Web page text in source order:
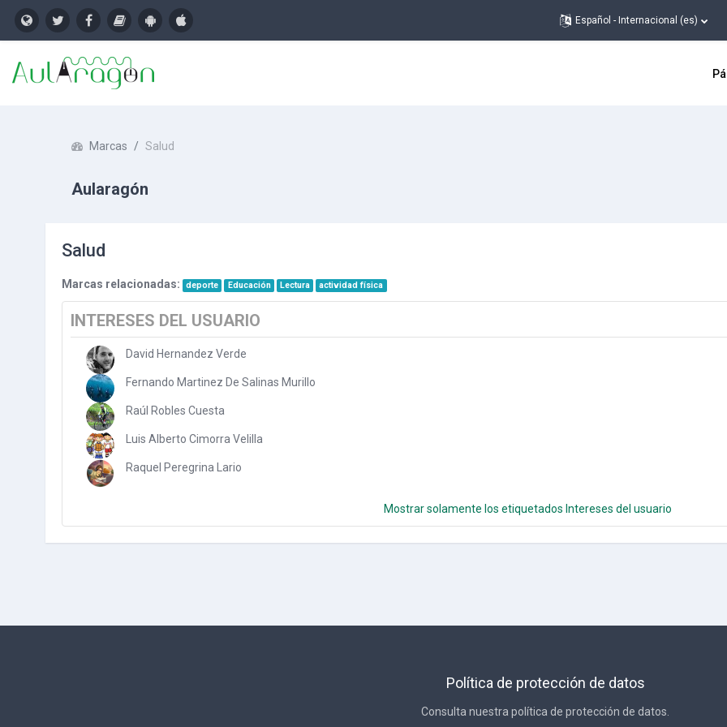
Español - Internacional ‎(es)‎
Marcas Salud
Aularagón
Salud
Marcas relacionadas: deporte Educación Lectura actividad física
INTERESES DEL USUARIO
David Hernandez Verde
Fernando Martinez De Salinas Murillo
Raúl Robles Cuesta
Luis Alberto Cimorra Velilla
Raquel Peregrina Lario
Mostrar solamente los etiquetados Intereses del usuario
Política de protección de datos
Consulta nuestra política de protección de datos.